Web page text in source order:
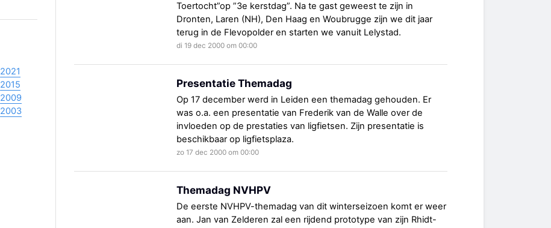
EHPVA & EuSupino 🡺
Forum ligfietsers.nl 🡺
Toertocht”op ”3e kerstdag”. Na te gast geweest te zijn in
Dronten, Laren (NH), Den Haag en Woubrugge zijn we dit jaar
terug in de Flevopolder en starten we vanuit Lelystad.
di 19 dec 2000 om 00:00
Presentatie Themadag
Op 17 december werd in Leiden een themadag gehouden. Er
was o.a. een presentatie van Frederik van de Walle over de
invloeden op de prestaties van ligfietsen. Zijn presentatie is
beschikbaar op ligfietsplaza.
zo 17 dec 2000 om 00:00
Themadag NVHPV
De eerste NVHPV-themadag van dit winterseizoen komt er weer
aan. Jan van Zelderen zal een rijdend prototype van zijn Rhidt-
2021
2015
2009
2003